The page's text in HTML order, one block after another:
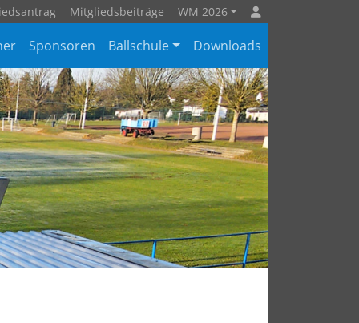
Mitgliedsbeiträge WM 2026
Sponsoren Ballschule Downloads